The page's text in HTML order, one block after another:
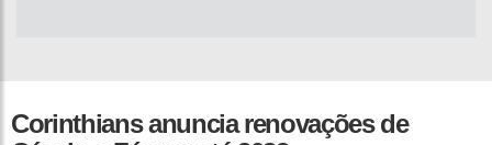
Corinthians anuncia renovações de